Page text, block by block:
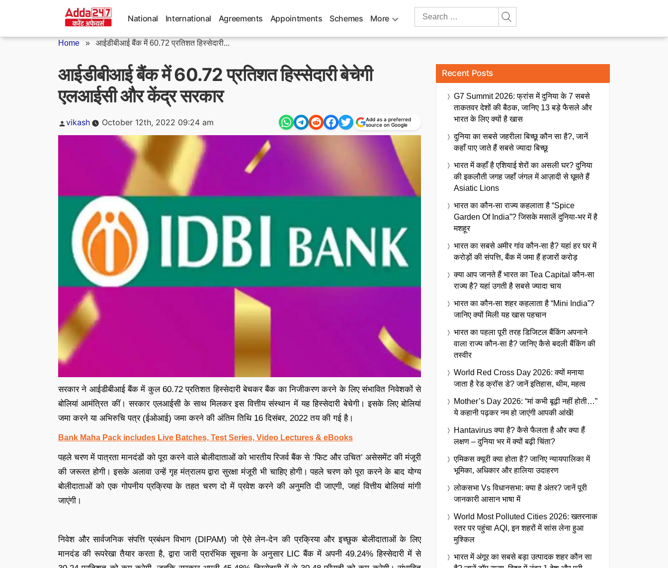
National International Agreements Appointments Schemes More
Search
Home » आईडीबीआई बैंक में 60.72 प्रतिशत हिस्सेदारी...
आईडीबीआई बैंक में 60.72 प्रतिशत हिस्सेदारी बेचेगी
एलआईसी और केंद्र सरकार
Posted
vikash October 12th, 2022 09:24 am
Add as a preferred
source on Google
सरकार ने आईडीबीआई बैंक में कुल 60.72 प्रतिशत हिस्सेदारी बेचकर बैंक का निजीकरण करने के लिए संभावित निवेशकों से
बोलियां आमंत्रित कीं। सरकार एलआईसी के साथ मिलकर इस वित्तीय संस्थान में यह हिस्सेदारी बेचेगी। इसके लिए बोलियां
जमा करने या अभिरुचि पत्र (ईओआई) जमा करने की अंतिम तिथि 16 दिसंबर, 2022 तय की गई है।
Bank Maha Pack includes Live Batches, Test Series, Video Lectures & eBooks
पहले चरण में पात्रता मानदंडों को पूरा करने वाले बोलीदाताओं को भारतीय रिजर्व बैंक से ‘फिट और उचित’ असेसमेंट की मंजूरी
की जरूरत होगी। इसके अलावा उन्हें गृह मंत्रालय द्वारा सुरक्षा मंजूरी भी चाहिए होगी। पहले चरण को पूरा करने के बाद योग्य
बोलीदाताओं को एक गोपनीय प्रक्रिया के तहत चरण दो में प्रवेश करने की अनुमति दी जाएगी, जहां वित्तीय बोलियां मांगी
जाएंगी।
निवेश और सार्वजनिक संपत्ति प्रबंधन विभाग (DIPAM) जो ऐसे लेन-देन की प्रक्रिया और इच्छुक बोलीदाताओं के लिए
मानदंड की रूपरेखा तैयार करता है, द्वारा जारी प्रारंभिक सूचना के अनुसार LIC बैंक में अपनी 49.24% हिस्सेदारी में से
Recent Posts
G7 Summit 2026: फ्रांस में दुनिया के 7 सबसे
ताकतवर देशों की बैठक, जानिए 13 बड़े फैसले और
भारत के लिए क्यों है खास
दुनिया का सबसे जहरीला बिच्छू कौन सा है?, जानें
कहाँ पाए जाते हैं सबसे ज्यादा बिच्छू
भारत में कहाँ है एशियाई शेरों का असली घर? दुनिया
की इकलौती जगह जहाँ जंगल में आज़ादी से घूमते हैं
Asiatic Lions
भारत का कौन-सा राज्य कहलाता है “Spice
Garden Of India”? जिसके मसालें दुनिया-भर में है
मशहूर
भारत का सबसे अमीर गांव कौन-सा है? यहां हर घर में
करोड़ों की संपत्ति, बैंक में जमा हैं हजारों करोड़
क्या आप जानते हैं भारत का Tea Capital कौन-सा
राज्य है? यहां उगती है सबसे ज्यादा चाय
भारत का कौन-सा शहर कहलाता है “Mini India”?
जानिए क्यों मिली यह खास पहचान
भारत का पहला पूरी तरह डिजिटल बैंकिंग अपनाने
वाला राज्य कौन-सा है? जानिए कैसे बदली बैंकिंग की
तस्वीर
World Red Cross Day 2026: क्यों मनाया
जाता है रेड क्रॉस डे? जानें इतिहास, थीम, महत्व
Mother’s Day 2026: “मां कभी बूढ़ी नहीं होती…”
ये कहानी पढ़कर नम हो जाएंगी आपकी आंखें!
Hantavirus क्या है? कैसे फैलता है और क्या हैं
लक्षण – दुनिया भर में क्यों बढ़ी चिंता?
एमिकस क्यूरी क्या होता है? जानिए न्यायपालिका में
भूमिका, अधिकार और हालिया उदाहरण
लोकसभा Vs विधानसभा: क्या है अंतर? जानें पूरी
जानकारी आसान भाषा में
World Most Polluted Cities 2026: खतरनाक
स्तर पर पहुंचा AQI, इन शहरों में सांस लेना हुआ
मुश्किल
भारत में अंगूर का सबसे बड़ा उत्पादक शहर कौन सा